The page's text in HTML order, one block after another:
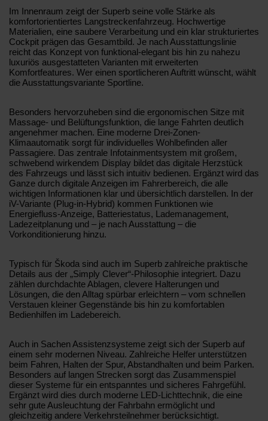
Im Innenraum zeigt der Superb seine volle Stärke als
komfortorientiertes Langstreckenfahrzeug. Hochwertige
Materialien, eine saubere Verarbeitung und ein klar strukturiertes
Cockpit prägen das Gesamtbild. Je nach Ausstattungslinie
reicht das Konzept von funktional-elegant bis hin zu nahezu
luxuriös ausgestatteten Varianten mit erweiterten
Komfortfeatures. Wer einen sportlicheren Auftritt wünscht, wählt
die Ausstattungsvariante Sportline.
Besonders hervorzuheben sind die ergonomischen Sitze mit
Massage- und Belüftungsfunktion, die lange Fahrten deutlich
angenehmer machen. Eine moderne Drei-Zonen-
Klimaautomatik sorgt für individuelles Wohlbefinden aller
Passagiere. Das zentrale Infotainmentsystem mit großem,
schwebend wirkendem Display bildet das digitale Herzstück
des Fahrzeugs und lässt sich intuitiv bedienen. Ergänzt wird das
Ganze durch digitale Anzeigen im Fahrerbereich, die alle
wichtigen Informationen klar und übersichtlich darstellen. In der
iV-Variante (Plug-in-Hybrid) kommen Funktionen wie
Energiefluss-Anzeige, Batteriestatus, Lademanagement,
Ladezeitplanung und – je nach Ausstattung – die
Vorkonditionierung hinzu.
Typisch für Škoda sind auch im Superb zahlreiche praktische
Details aus der „Simply Clever“-Philosophie integriert. Dazu
zählen durchdachte Ablagen, clevere Halterungen und
Lösungen, die den Alltag spürbar erleichtern – vom schnellen
Verstauen kleiner Gegenstände bis hin zu komfortablen
Bedienhilfen im Ladebereich.
Auch in Sachen Assistenzsysteme zeigt sich der Superb auf
einem sehr modernen Niveau. Zahlreiche Helfer unterstützen
beim Fahren, Halten der Spur, Abstandhalten und beim Parken.
Besonders auf langen Strecken sorgt das Zusammenspiel
dieser Systeme für ein entspanntes und sicheres Fahrgefühl.
Ergänzt wird dies durch moderne LED-Lichttechnik, die eine
sehr gute Ausleuchtung der Fahrbahn ermöglicht und
gleichzeitig andere Verkehrsteilnehmer berücksichtigt.